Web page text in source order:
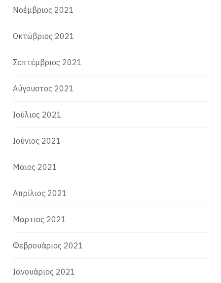
Νοέμβριος 2021
Οκτώβριος 2021
Σεπτέμβριος 2021
Αύγουστος 2021
Ιούλιος 2021
Ιούνιος 2021
Μάιος 2021
Απρίλιος 2021
Μάρτιος 2021
Φεβρουάριος 2021
Ιανουάριος 2021